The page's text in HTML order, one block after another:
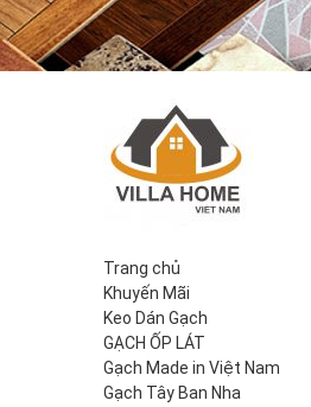
Trang chủ
Khuyến Mãi
Keo Dán Gạch
GẠCH ỐP LÁT
Gạch Made in Việt Nam
Gạch Tây Ban Nha